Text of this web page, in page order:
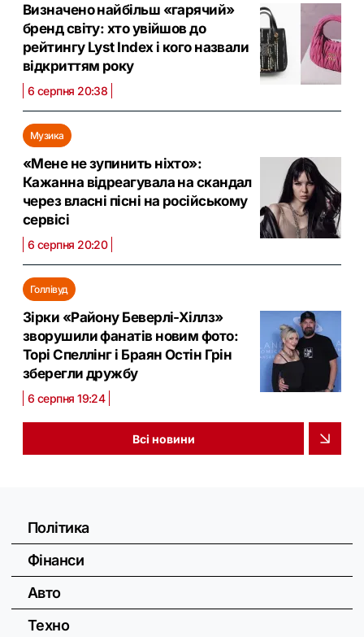
Визначено найбільш «гарячий»
бренд світу: хто увійшов до
рейтингу Lyst Index і кого назвали
відкриттям року
6 серпня 20:38
Музика
«Мене не зупинить ніхто»:
Кажанна відреагувала на скандал
через власні пісні на російському
сервісі
6 серпня 20:20
Голлівуд
Зірки «Району Беверлі-Хіллз»
зворушили фанатів новим фото:
Торі Спеллінг і Браян Остін Грін
зберегли дружбу
6 серпня 19:24
Всі новини
Політика
Фінанси
Авто
Техно